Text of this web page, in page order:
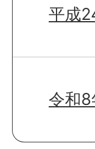
平成
令和8